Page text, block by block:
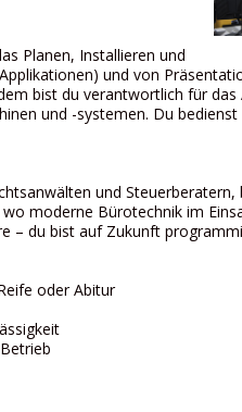
Planen, Installieren und
und von
bist du ver­antwortlich für
und -systemen. Du
und
moderne Bürotechnik im
– du bist auf Zukunft
oder Abitur